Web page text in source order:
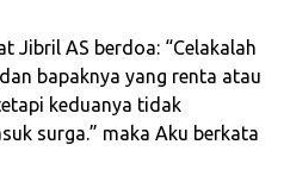
Jibril AS berdoa: “Celakalah
bapaknya yang renta atau
keduanya tidak
surga.” maka Aku berkata